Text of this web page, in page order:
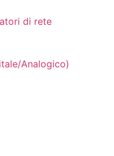
di rete
Analogico)